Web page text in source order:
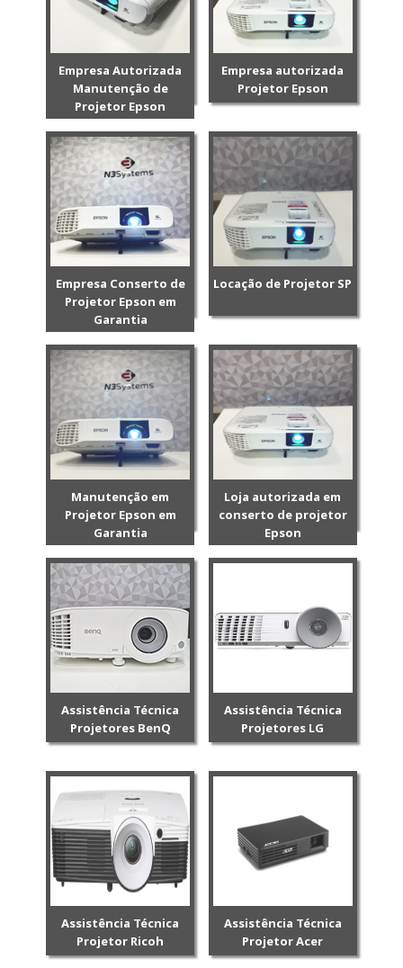
Empresa Autorizada
Manutenção de
Projetor Epson
Empresa autorizada
Projetor Epson
Empresa Conserto de
Projetor Epson em
Garantia
Locação de Projetor SP
Manutenção em
Projetor Epson em
Garantia
Loja autorizada em
conserto de projetor
Epson
Assistência Técnica
Projetores BenQ
Assistência Técnica
Projetores LG
Assistência Técnica
Projetor Ricoh
Assistência Técnica
Projetor Acer